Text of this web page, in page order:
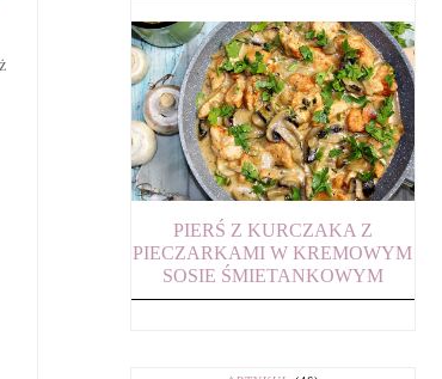
PIERŚ Z KURCZAKA Z
PIECZARKAMI W KREMOWYM
SOSIE ŚMIETANKOWYM